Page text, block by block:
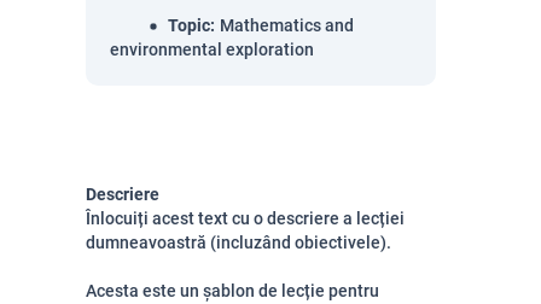
Topic: Mathematics and
environmental exploration
Descriere
Înlocuiți acest text cu o descriere a lecției
dumneavoastră (incluzând obiectivele).
Acesta este un șablon de lecție pentru